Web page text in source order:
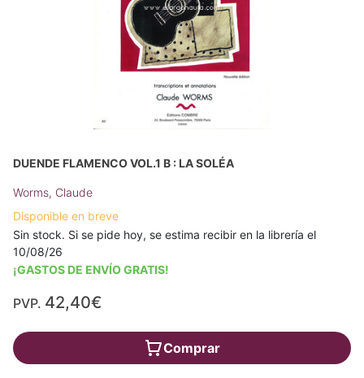
DUENDE FLAMENCO VOL.1 B : LA SOLÉA
Worms, Claude
Disponible en breve
Sin stock. Si se pide hoy, se estima recibir en la librería el
10/08/26
¡GASTOS DE ENVÍO GRATIS!
PVP. 42,40€
Comprar